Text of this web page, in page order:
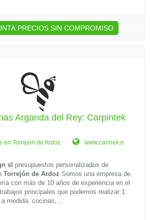
PRECIOS SIN COMPROMISO
Arganda del Rey: Carpintek
en Torrejón de Ardoz www.carinek.e
sl presupuestos personalizados de
Torrejón de Ardoz Somos una empresa de
con más de 10 años de experiencia en el
principales que podemos realizar:1.
medida: cocinas,...